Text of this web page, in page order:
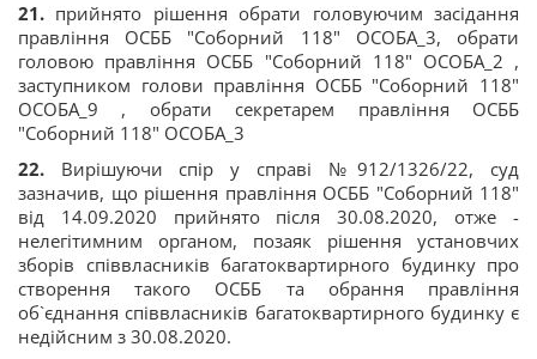
21. прийнято рішення обрати головуючим засідання
правління ОСББ "Соборний 118" ОСОБА_3, обрати
головою правління ОСББ "Соборний 118" ОСОБА_2 ,
заступником голови правління ОСББ "Соборний 118"
ОСОБА_9 , обрати секретарем правління ОСББ
"Соборний 118" ОСОБА_3
22. Вирішуючи спір у справі №912/1326/22, суд
зазначив, що рішення правління ОСББ "Соборний 118"
від 14.09.2020 прийнято після 30.08.2020, отже -
нелегітимним органом, позаяк рішення установчих
зборів співвласників багатоквартирного будинку про
створення такого ОСББ та обрання правління
об`єднання співвласників багатоквартирного будинку є
недійсним з 30.08.2020.